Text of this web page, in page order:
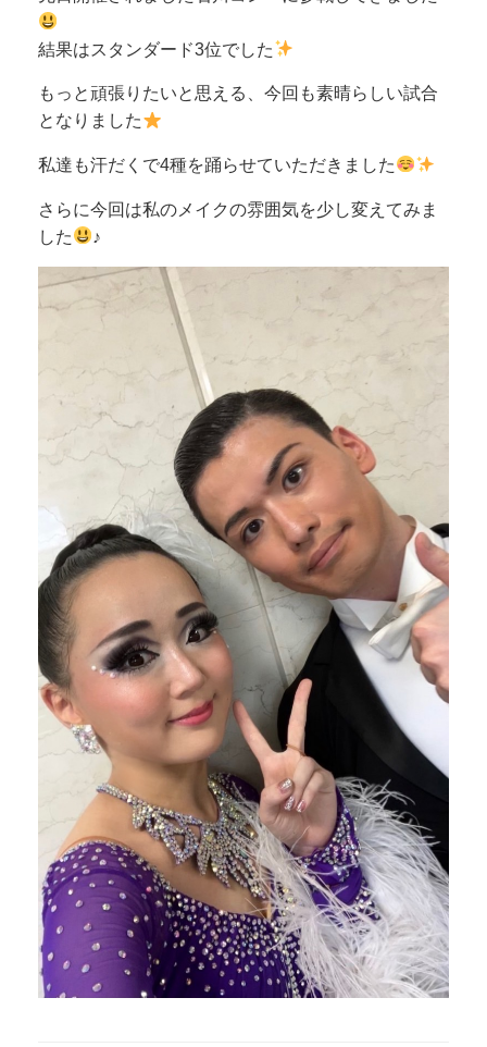
結果はスタンダード3位でした
もっと頑張りたいと思える、今回も素晴らしい試合
となりました
私達も汗だくで4種を踊らせていただきました
さらに今回は私のメイクの雰囲気を少し変えてみま
した
♪